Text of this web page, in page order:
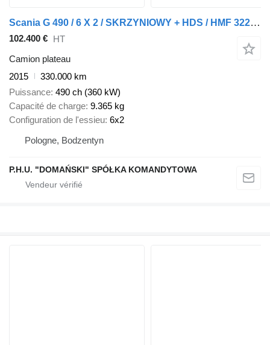
Scania G 490 / 6 X 2 / SKRZYNIOWY + HDS / HMF 3220 K7 / WYSIĘG 18,9 M
102.400 € HT
Camion plateau
2015
330.000 km
Puissance 490 ch (360 kW)
Capacité de charge 9.365 kg
Configuration de l'essieu 6x2
Pologne, Bodzentyn
P.H.U. "DOMAŃSKI" SPÓŁKA KOMANDYTOWA